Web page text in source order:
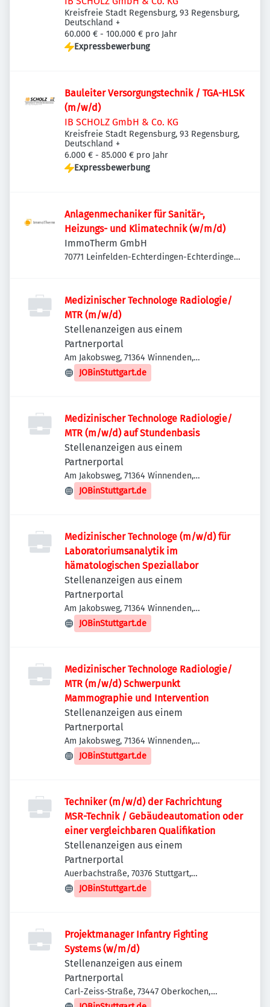
Kreisfreie Stadt Regensburg, 93 Regensburg,
Deutschland +
60.000 € - 100.000 € pro Jahr
Expressbewerbung
Bauleiter Versorgungstechnik / TGA-HLSK
(m/w/d)
IB SCHOLZ GmbH & Co. KG
Kreisfreie Stadt Regensburg, 93 Regensburg,
Deutschland +
6.000 € - 85.000 € pro Jahr
Expressbewerbung
Anlagenmechaniker für Sanitär-,
Heizungs- und Klimatechnik (w/m/d)
ImmoTherm GmbH
70771 Leinfelden-Echterdingen-Echterdingen,
Medizinischer Technologe Radiologie/
MTR (m/w/d)
Stellenanzeigen aus einem
Partnerportal
Am Jakobsweg, 71364 Winnenden,
Deutschland
JOBinStuttgart.de
Medizinischer Technologe Radiologie/
MTR (m/w/d) auf Stundenbasis
Stellenanzeigen aus einem
Partnerportal
Am Jakobsweg, 71364 Winnenden,
Deutschland
JOBinStuttgart.de
Medizinischer Technologe (m/w/d) für
Laboratoriumsanalytik im
hämatologischen Speziallabor
Stellenanzeigen aus einem
Partnerportal
Am Jakobsweg, 71364 Winnenden,
Deutschland
JOBinStuttgart.de
Medizinischer Technologe Radiologie/
MTR (m/w/d) Schwerpunkt
Mammographie und Intervention
Stellenanzeigen aus einem
Partnerportal
Am Jakobsweg, 71364 Winnenden,
Deutschland
JOBinStuttgart.de
Techniker (m/w/d) der Fachrichtung
MSR-Technik / Gebäudeautomation oder
einer vergleichbaren Qualifikation
Stellenanzeigen aus einem
Partnerportal
Auerbachstraße, 70376 Stuttgart,
Deutschland
JOBinStuttgart.de
Projektmanager Infantry Fighting
Systems (w/m/d)
Stellenanzeigen aus einem
Partnerportal
Carl-Zeiss-Straße, 73447 Oberkochen,
Deutschland